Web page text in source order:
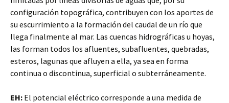
configuración topográfica, contribuyen con los aportes de
su escurrimiento a la formación del caudal de un río que
llega finalmente al mar. Las cuencas hidrográficas u hoyas,
las forman todos los afluentes, subafluentes, quebradas,
esteros, lagunas que afluyen a ella, ya sea en forma
continua o discontinua, superficial o subterráneamente.
EH: El potencial eléctrico corresponde a una medida de